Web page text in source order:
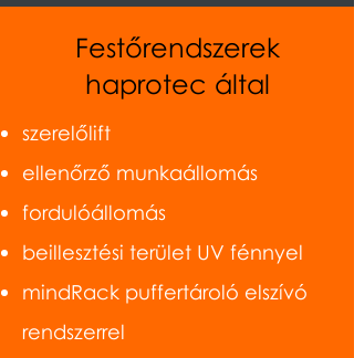
Festőrendszerek
haprotec által
szerelőlift
ellenőrző munkaállomás
fordulóállomás
beillesztési terület UV fénnyel
mindRack puffertároló elszívó
rendszerrel